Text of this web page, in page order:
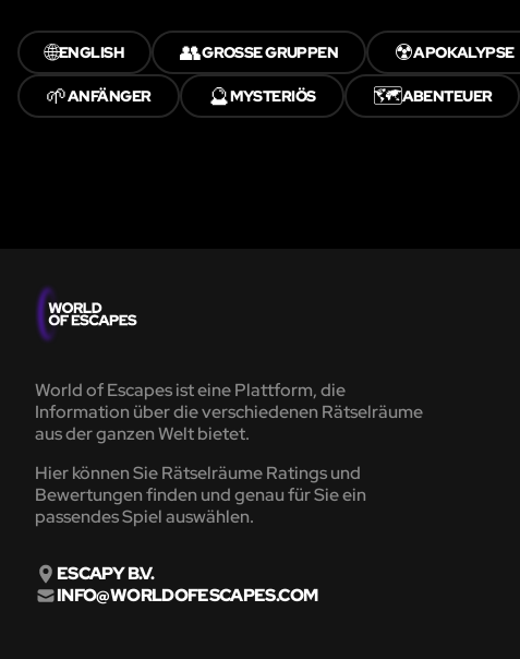
🌐ENGLISH 👥GROSSE GRUPPEN ☢️APOKALYPSE
🌱ANFÄNGER 🔮MYSTERIÖS 🗺️ABENTEUER
World of Escapes ist eine Plattform, die
Information über die verschiedenen Rätselräume
aus der ganzen Welt bietet.
Hier können Sie Rätselräume Ratings und
Bewertungen finden und genau für Sie ein
passendes Spiel auswählen.
ESCAPY B.V.
INFO@WORLDOFESCAPES.COM